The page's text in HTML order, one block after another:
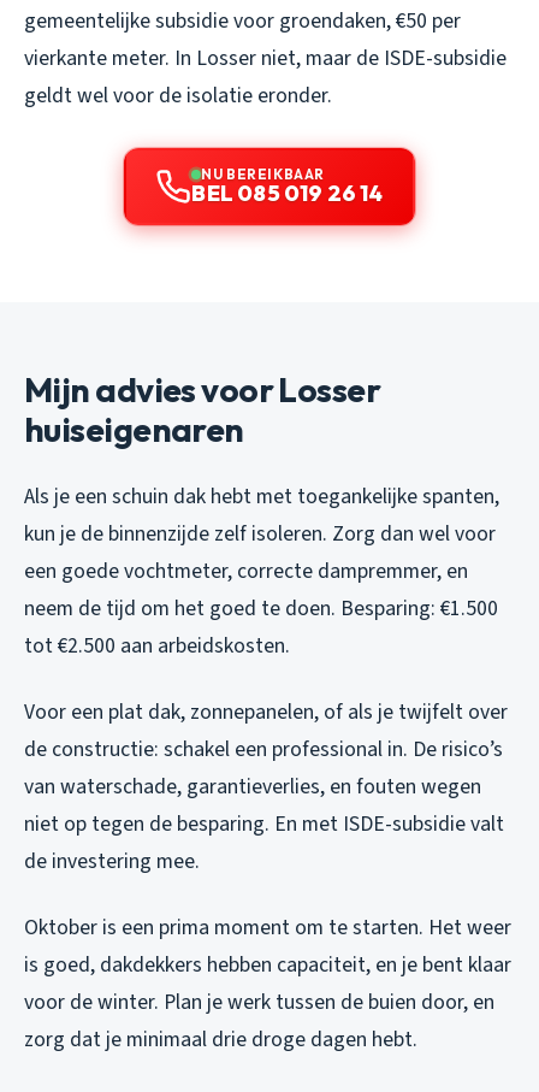
gemeentelijke subsidie voor groendaken, €50 per
vierkante meter. In Losser niet, maar de ISDE-subsidie
geldt wel voor de isolatie eronder.
NU BEREIKBAAR
BEL 085 019 26 14
Mijn advies voor Losser
huiseigenaren
Als je een schuin dak hebt met toegankelijke spanten,
kun je de binnenzijde zelf isoleren. Zorg dan wel voor
een goede vochtmeter, correcte dampremmer, en
neem de tijd om het goed te doen. Besparing: €1.500
tot €2.500 aan arbeidskosten.
Voor een plat dak, zonnepanelen, of als je twijfelt over
de constructie: schakel een professional in. De risico’s
van waterschade, garantieverlies, en fouten wegen
niet op tegen de besparing. En met ISDE-subsidie valt
de investering mee.
Oktober is een prima moment om te starten. Het weer
is goed, dakdekkers hebben capaciteit, en je bent klaar
voor de winter. Plan je werk tussen de buien door, en
zorg dat je minimaal drie droge dagen hebt.